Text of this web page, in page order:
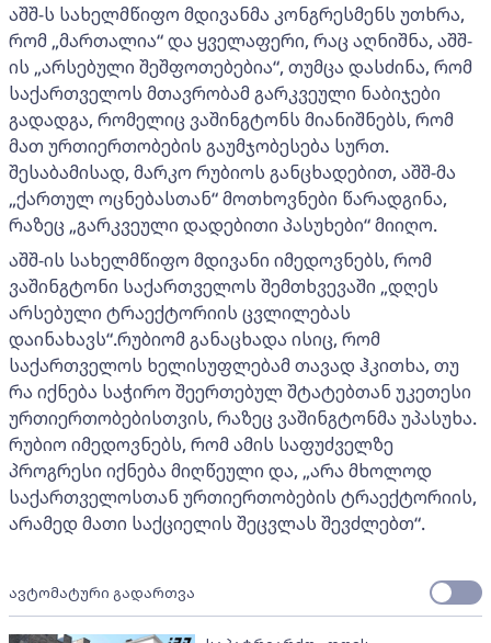
აშშ-ს სახელმწიფო მდივანმა კონგრესმენს უთხრა,
რომ „მართალია“ და ყველაფერი, რაც აღნიშნა, აშშ-
ის „არსებული შეშფოთებებია“, თუმცა დასძინა, რომ
საქართველოს მთავრობამ გარკვეული ნაბიჯები
გადადგა, რომელიც ვაშინგტონს მიანიშნებს, რომ
მათ ურთიერთობების გაუმჯობესება სურთ.
შესაბამისად, მარკო რუბიოს განცხადებით, აშშ-მა
„ქართულ ოცნებასთან“ მოთხოვნები წარადგინა,
რაზეც „გარკვეული დადებითი პასუხები“ მიიღო.
აშშ-ის სახელმწიფო მდივანი იმედოვნებს, რომ
ვაშინგტონი საქართველოს შემთხვევაში „დღეს
არსებული ტრაექტორიის ცვლილებას
დაინახავს“.რუბიომ განაცხადა ისიც, რომ
საქართველოს ხელისუფლებამ თავად ჰკითხა, თუ
რა იქნება საჭირო შეერთებულ შტატებთან უკეთესი
ურთიერთობებისთვის, რაზეც ვაშინგტონმა უპასუხა.
რუბიო იმედოვნებს, რომ ამის საფუძველზე
პროგრესი იქნება მიღწეული და, „არა მხოლოდ
საქართველოსთან ურთიერთობების ტრაექტორიის,
არამედ მათი საქციელის შეცვლას შევძლებთ“.
ავტომატური გადართვა